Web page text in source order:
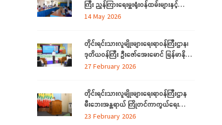
ကြီး ညွှန်ကြားရေးမှူးရုံးဝန်ထမ်းများနှင့်
တွေ့ဆုံ
14 May 2026
တိုင်းရင်းသားလူမျိုးများရေးရာဝန်ကြီးဌာန၊
ဒုတိယဝန်ကြီး ဦးဇော်အေးမောင် မြန်မာနိုင်ငံ
တော်အလံအကြောင်း သိကောင်းစရာ
27 February 2026
တိုင်းရင်းသားလူမျိုးများရေးရာဝန်ကြီးဌာန
မီးဘေးအန္တရာယ် ကြိုတင်ကာကွယ်ရေး
ဆိုင်ရာ အသိပညာပေးဟောပြောခြင်းနှင့်
23 February 2026